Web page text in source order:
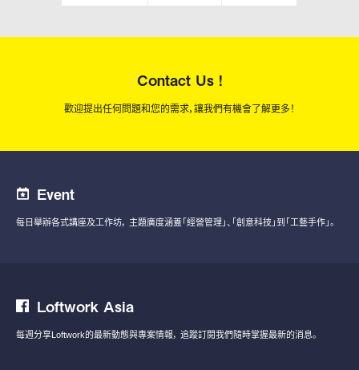
Contact Us !
歡迎提出任何問題和您的需求，讓我們有機會了解更多！
Event
每日舉辦各式講座及工作坊， 主題廣度涵蓋「經營管理」、「創意科技」到「工藝手作」。
Loftwork Asia
每週分享Loftwork的最新動態與專案情報， 追蹤訂閱我們隨時掌握最新的消息。